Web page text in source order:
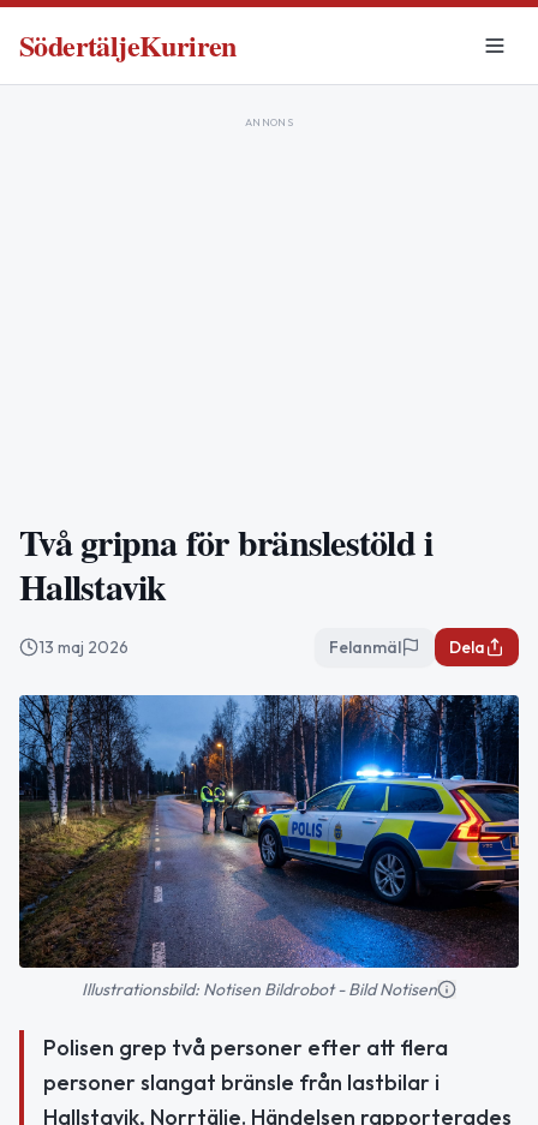
SödertäljeKuriren
ANNONS
Två gripna för bränslestöld i
Hallstavik
13 maj 2026 Felanmäl Dela
Illustrationsbild: Notisen Bildrobot - Bild Notisen
Polisen grep två personer efter att flera
personer slangat bränsle från lastbilar i
Hallstavik, Norrtälje. Händelsen rapporterades